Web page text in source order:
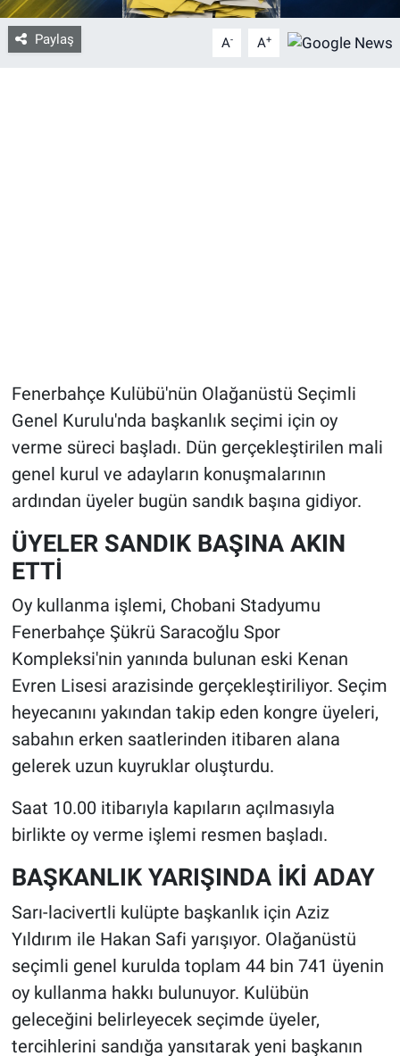
Paylaş A- A+
Fenerbahçe Kulübü'nün Olağanüstü Seçimli
Genel Kurulu'nda başkanlık seçimi için oy
verme süreci başladı. Dün gerçekleştirilen mali
genel kurul ve adayların konuşmalarının
ardından üyeler bugün sandık başına gidiyor.
ÜYELER SANDIK BAŞINA AKIN
ETTİ
Oy kullanma işlemi, Chobani Stadyumu
Fenerbahçe Şükrü Saracoğlu Spor
Kompleksi'nin yanında bulunan eski Kenan
Evren Lisesi arazisinde gerçekleştiriliyor. Seçim
heyecanını yakından takip eden kongre üyeleri,
sabahın erken saatlerinden itibaren alana
gelerek uzun kuyruklar oluşturdu.
Saat 10.00 itibarıyla kapıların açılmasıyla
birlikte oy verme işlemi resmen başladı.
BAŞKANLIK YARIŞINDA İKİ ADAY
Sarı-lacivertli kulüpte başkanlık için Aziz
Yıldırım ile Hakan Safi yarışıyor. Olağanüstü
seçimli genel kurulda toplam 44 bin 741 üyenin
oy kullanma hakkı bulunuyor. Kulübün
geleceğini belirleyecek seçimde üyeler,
tercihlerini sandığa yansıtarak yeni başkanın
Gözden Kaçmasın